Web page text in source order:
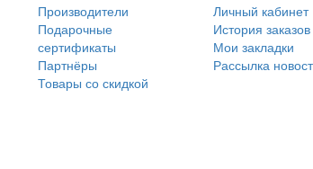
Производители
Подарочные
сертификаты
Партнёры
Товары со скидкой
Личный кабинет
История заказов
Мои закладки
Рассылка